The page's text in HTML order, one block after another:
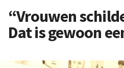
“Vrouwen
Dat is gewoon